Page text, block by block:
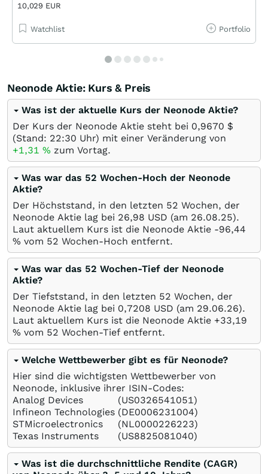
10,029 EUR
Watchlist Portfolio
Neonode Aktie: Kurs & Preis
Was ist der aktuelle Kurs der Neonode Aktie?
Der Kurs der Neonode Aktie steht bei 0,9670 $
(Stand: 22:30 Uhr) mit einer Veränderung von
+1,31 % zum Vortag.
Was war das 52 Wochen-Hoch der Neonode
Aktie?
Der Höchststand, in den letzten 52 Wochen, der
Neonode Aktie lag bei 26,98 USD (am 26.08.25).
Laut aktuellem Kurs ist die Neonode Aktie -96,44
% vom 52 Wochen-Hoch entfernt.
Was war das 52 Wochen-Tief der Neonode
Aktie?
Der Tiefststand, in den letzten 52 Wochen, der
Neonode Aktie lag bei 0,7208 USD (am 29.06.26).
Laut aktuellem Kurs ist die Neonode Aktie +33,19
% vom 52 Wochen-Tief entfernt.
Welche Wettbewerber gibt es für Neonode?
Hier sind die wichtigsten Wettbewerber von
Neonode, inklusive ihrer ISIN-Codes:
Analog Devices
(US0326541051)
Infineon Technologies (DE0006231004)
STMicroelectronics
(NL0000226223)
Texas Instruments
(US8825081040)
Was ist die durchschnittliche Rendite (CAGR)